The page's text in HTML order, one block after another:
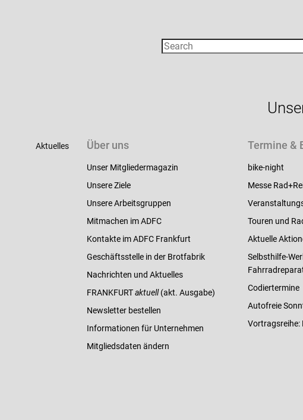
Aktuelles Über uns
Unser Mitgliedermagazin
Unsere Ziele
Unsere Arbeitsgruppen
Mitmachen im ADFC
Kontakte im ADFC Frankfurt
Geschäftsstelle in der Brotfabrik
Nachrichten und Aktuelles
FRANKFURTaktuell(akt. Ausgabe)
Newsletter bestellen
Informationen für Unternehmen
Mitgliedsdaten ändern
Termine &
bike-night
Messe
Touren und
Aktuelle
Selbsthilfe-
Codiertermine
Autofreie
Vortragsreihe: